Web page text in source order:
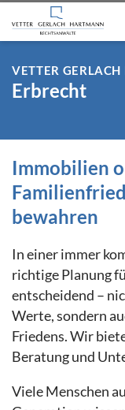
VETTER
Erbrecht
Immobilien
bewahren
In einer immer
richtige Planung
entscheidend –
Werte, sondern
Friedens. Wir
Beratung und
Viele Menschen